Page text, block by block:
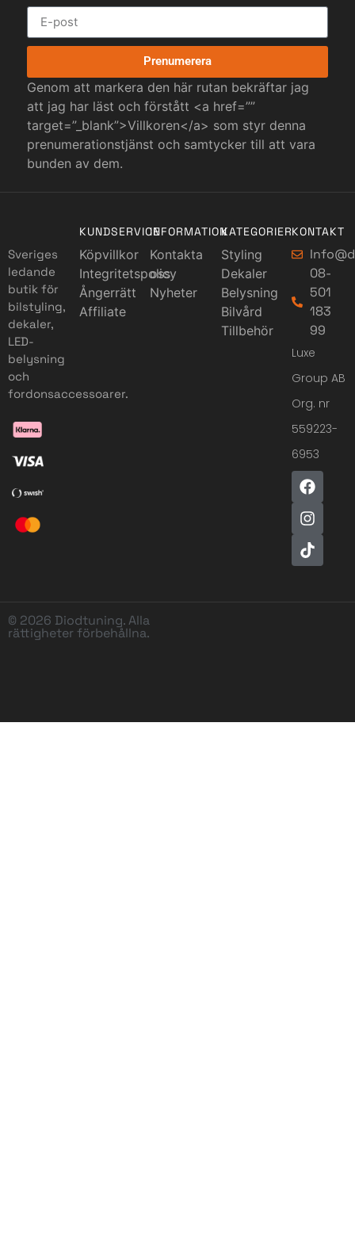
Prenumerera
Genom att markera den här rutan bekräftar jag
att jag har läst och förstått <a href=””
target=”_blank”>Villkoren</a> som styr denna
prenumerationstjänst och samtycker till att vara
bunden av dem.
Sveriges
ledande
butik för
bilstyling,
dekaler,
LED-
belysning
och
fordonsaccessoarer.
KUNDSERVICE
Köpvillkor
Integritetspolicy
Ångerrätt
Affiliate
INFORMATION
Kontakta
oss
Nyheter
KATEGORIER
Styling
Dekaler
Belysning
Bilvård
Tillbehör
KONTAKT
08-
501
183
99
Luxe
Group AB
Org. nr
559223-
6953
© 2026 Diodtuning. Alla
rättigheter förbehållna.